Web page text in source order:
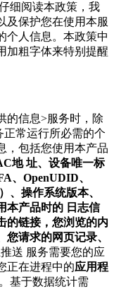
细阅读本政策，我
及保护您在使用本服
个人信息。本政策中
加粗字体来特别提醒
的信息>服务时，除
常运行所必需的个
，包括您使用本产品
地 址、设备唯一标
、OpenUDID、
操作系统版本、
本产品时的 日志信
的链接，您浏览的内
请求的网页记录、
送 服务需要您的应
正在进程中的应用程
基于数据统计需